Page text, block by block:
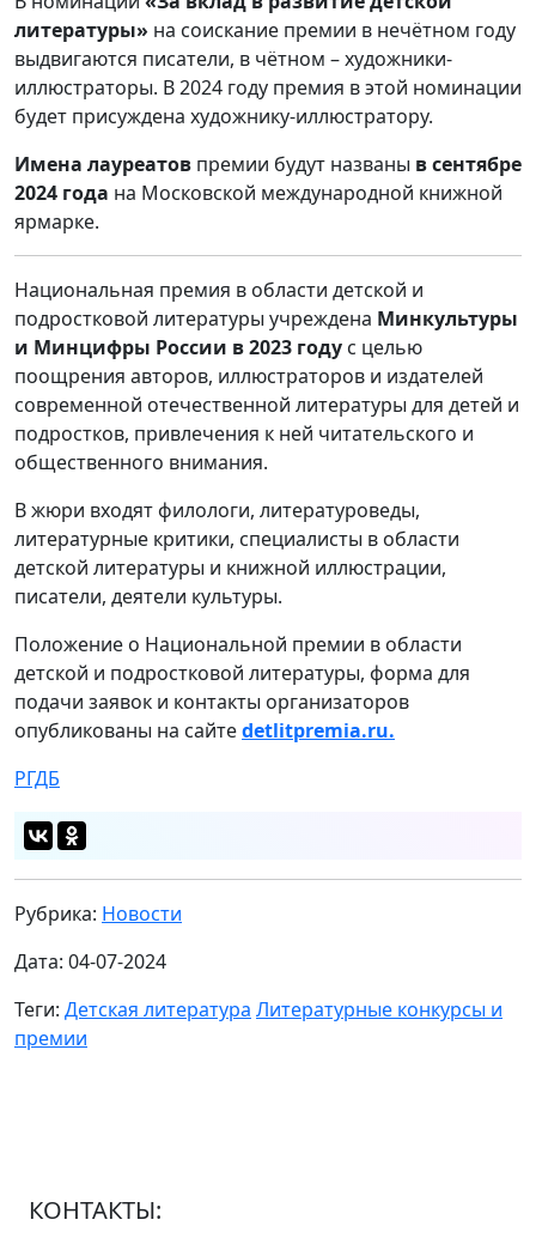
литературы» на соискание премии в нечётном году
выдвигаются писатели, в чётном – художники-
иллюстраторы. В 2024 году премия в этой номинации
будет присуждена художнику-иллюстратору.
Имена лауреатов премии будут названы в сентябре
2024 года на Московской международной книжной
ярмарке.
Национальная премия в области детской и
подростковой литературы учреждена Минкультуры
и Минцифры России в 2023 году с целью
поощрения авторов, иллюстраторов и издателей
современной отечественной литературы для детей и
подростков, привлечения к ней читательского и
общественного внимания.
В жюри входят филологи, литературоведы,
литературные критики, специалисты в области
детской литературы и книжной иллюстрации,
писатели, деятели культуры.
Положение о Национальной премии в области
детской и подростковой литературы, форма для
подачи заявок и контакты организаторов
опубликованы на сайтеdetlitpremia.ru.
РГДБ
Рубрика: Новости
Дата: 04-07-2024
Теги: Детская литература Литературные конкурсы и
премии
КОНТАКТЫ: